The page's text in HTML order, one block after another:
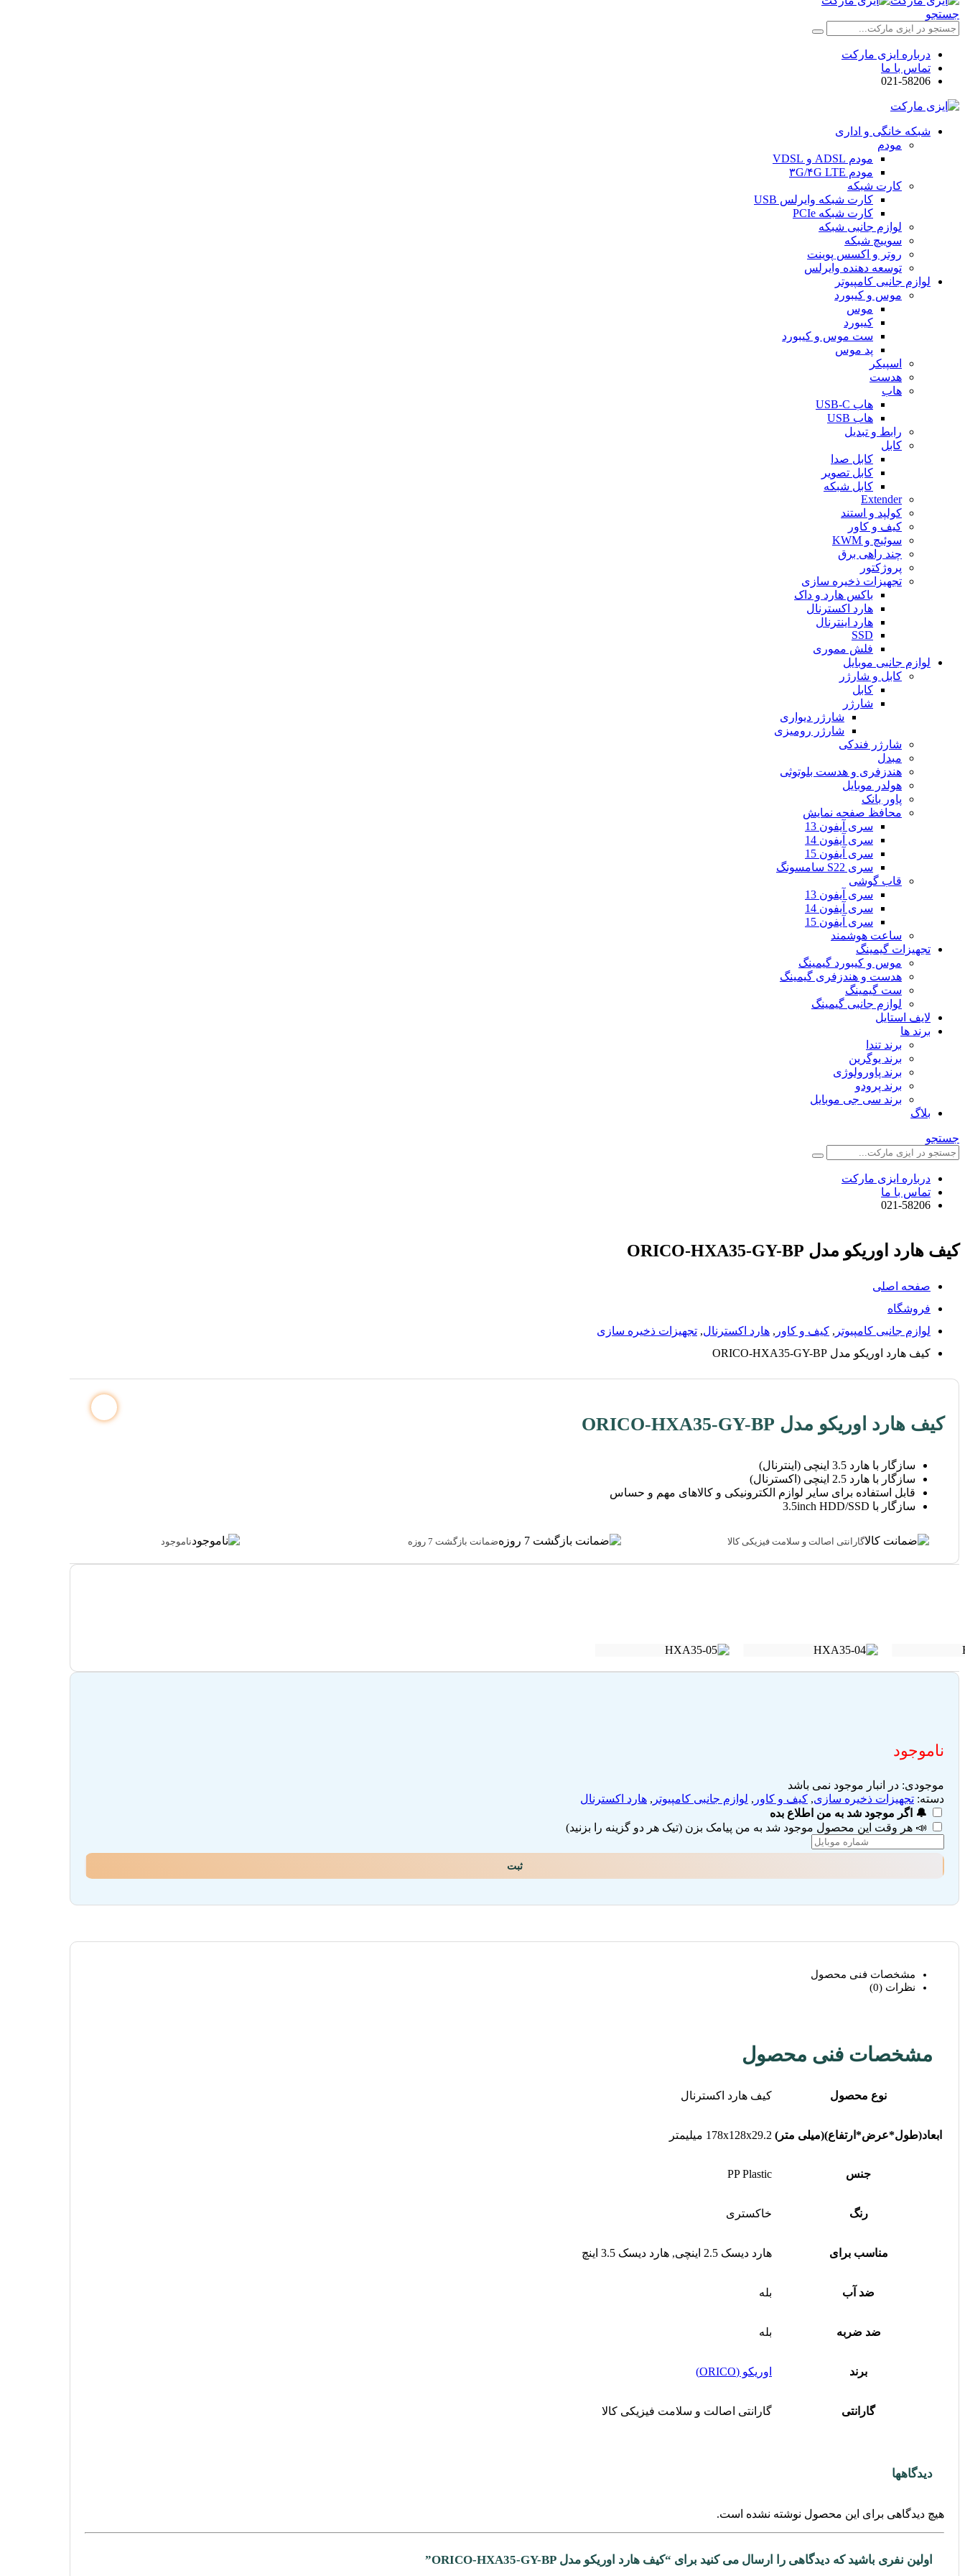
جستجو
درباره ایزی مارکت
تماس با ما
021-58206
شبکه خانگی و اداری
مودم
مودم ADSL و VDSL
مودم ۳G/۴G LTE
کارت شبکه
کارت شبکه وایرلس USB
کارت شبکه PCIe
لوازم جانبی شبکه
سوییچ شبکه
روتر و اکسس پوینت
توسعه دهنده وایرلس
لوازم جانبی کامپیوتر
موس و کیبورد
موس
کیبورد
ست موس و کیبورد
پد موس
اسپیکر
هدست
هاب
هاب USB-C
هاب USB
رابط و تبدیل
کابل
کابل صدا
کابل تصویر
کابل شبکه
Extender
کولپد و استند
کیف و کاور
سوئیچ و KWM
چند راهی برق
پروژکتور
تجهیزات ذخیره سازی
باکس هارد و داک
هارد اکسترنال
هارد اینترنال
SSD
فلش مموری
لوازم جانبی موبایل
کابل و شارژر
کابل
شارژر
شارژر دیواری
شارژر رومیزی
شارژر فندکی
مبدل
هندزفری و هدست بلوتوثی
هولدر موبایل
پاور بانک
محافظ صفحه نمایش
سری آیفون 13
سری آیفون 14
سری آیفون 15
سری S22 سامسونگ
قاب گوشی
سری آیفون 13
سری آیفون 14
سری آیفون 15
ساعت هوشمند
تجهیزات گیمینگ
موس و کیبورد گیمینگ
هدست و هندزفری گیمینگ
ست گیمینگ
لوازم جانبی گیمینگ
لایف استایل
برند ها
برند تندا
برند یوگرین
برند پاورولوژی
برند پرودو
برند سی جی موبایل
بلاگ
جستجو
درباره ایزی مارکت
تماس با ما
021-58206
کیف هارد اوریکو مدل ORICO-HXA35-GY-BP
صفحه اصلی
فروشگاه
لوازم جانبی کامپیوتر , کیف و کاور , هارد اکسترنال, تجهیزات ذخیره سازی
کیف هارد اوریکو مدل ORICO-HXA35-GY-BP
کیف هارد اوریکو مدل ORICO-HXA35-GY-BP
سازگار با هارد 3.5 اینچی (اینترنال)
سازگار با هارد 2.5 اینچی (اکسترنال)
قابل استفاده برای سایر لوازم الکترونیکی و کالاهای مهم و حساس
سازگار با 3.5inch HDD/SSD
گارانتی اصالت و سلامت فیزیکی کالا ضمانت بازگشت 7 روزه ناموجود
ناموجود
موجودی: در انبار موجود نمی باشد
دسته: تجهیزات ذخیره سازی, کیف و کاور , لوازم جانبی کامپیوتر , هارد اکسترنال
🔔 اگر موجود شد به من اطلاع بده
📣 هر وقت این محصول موجود شد به من پیامک بزن (تیک هر دو گزینه را بزنید)
ثبت
مشخصات فنی محصول
نظرات (0)
مشخصات فنی محصول
نوع محصول کیف هارد اکسترنال
ابعاد(طول*عرض*ارتفاع)(میلی متر) 178x128x29.2 میلیمتر
جنس PP Plastic
رنگ خاکستری
مناسب برای هارد دیسک 2.5 اینچی, هارد دیسک 3.5 اینچ
ضد آب بله
ضد ضربه بله
برند اوریکو (ORICO)
گارانتی گارانتی اصالت و سلامت فیزیکی کالا
دیدگاهها
هیچ دیدگاهی برای این محصول نوشته نشده است.
اولین نفری باشید که دیدگاهی را ارسال می کنید برای “کیف هارد اوریکو مدل ORICO-HXA35-GY-BP”